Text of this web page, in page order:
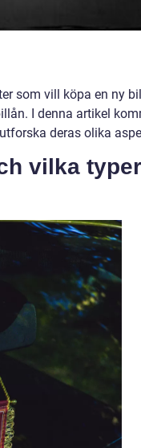
som vill köpa en ny
I denna artikel
deras olika
vilka typer